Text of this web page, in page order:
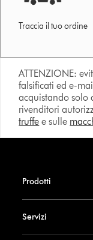
Traccia il tuo ordine
ATTENZIONE:
falsificati ed e-
acquistando solo
rivenditori
truffe e sulle
Prodotti
Servizi